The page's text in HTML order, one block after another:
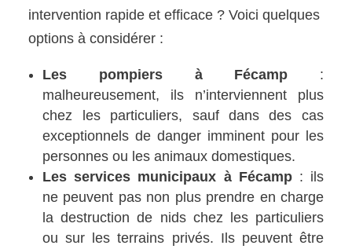
intervention rapide et efficace ? Voici quelques
options à considérer :
Les pompiers à Fécamp :
malheureusement, ils n’interviennent plus
chez les particuliers, sauf dans des cas
exceptionnels de danger imminent pour les
personnes ou les animaux domestiques.
Les services municipaux à Fécamp: ils
ne peuvent pas non plus prendre en charge
la destruction de nids chez les particuliers
ou sur les terrains privés. Ils peuvent être